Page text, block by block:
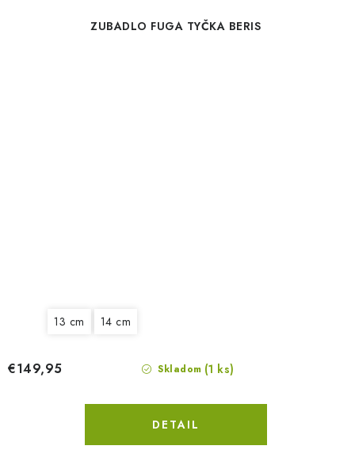
ZUBADLO FUGA TYČKA BERIS
13 cm 14 cm
Skladom (1 ks)
€149,95
DETAIL